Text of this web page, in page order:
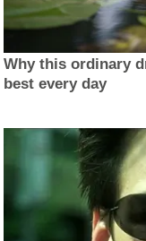
Why this ordinary
best every day